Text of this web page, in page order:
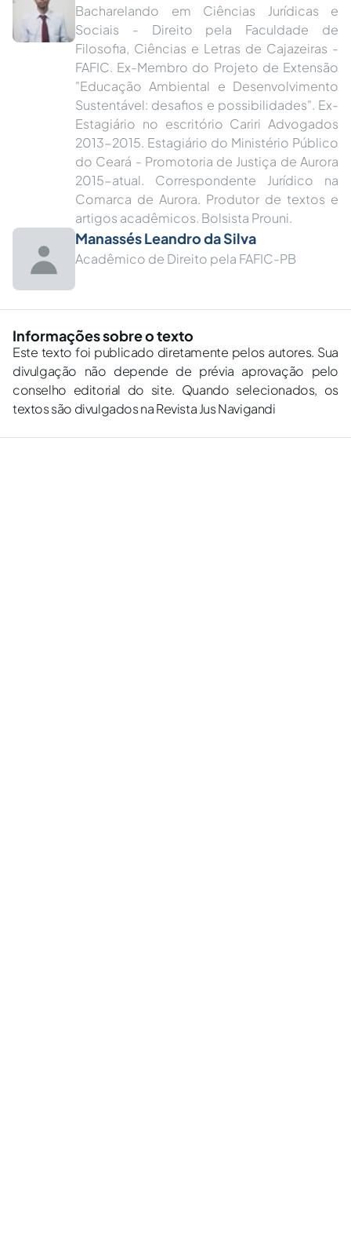
Bacharelando em Ciências Jurídicas e
Sociais - Direito pela Faculdade de
Filosofia, Ciências e Letras de Cajazeiras -
FAFIC. Ex-Membro do Projeto de Extensão
"Educação Ambiental e Desenvolvimento
Sustentável: desafios e possibilidades". Ex-
Estagiário no escritório Cariri Advogados
2013-2015. Estagiário do Ministério Público
do Ceará - Promotoria de Justiça de Aurora
2015-atual. Correspondente Jurídico na
Comarca de Aurora. Produtor de textos e
artigos acadêmicos. Bolsista Prouni.
Manassés Leandro da Silva
Acadêmico de Direito pela FAFIC-PB
Informações sobre o texto
Este texto foi publicado diretamente pelos autores. Sua
divulgação não depende de prévia aprovação pelo
conselho editorial do site. Quando selecionados, os
textos são divulgados na Revista Jus Navigandi